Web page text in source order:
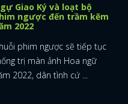
Giao Ký và loạt bộ
ngược đến trầm kẽm
2022
phim ngược sẽ tiếp tục
trị màn ảnh Hoa ngữ
2022, dân tình cứ ...